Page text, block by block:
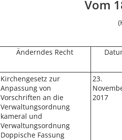
Vom
Änderndes Recht
Kirchengesetz zur
Anpassung von
Vorschriften an die
Verwaltungsordnung
kameral und
Verwaltungsordnung
Doppische Fassung
23.
2017